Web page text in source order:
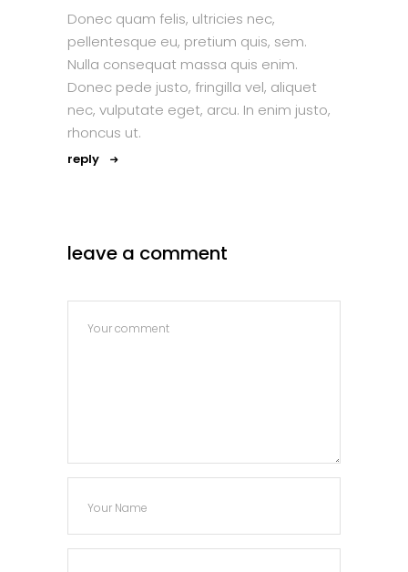
Donec quam felis, ultricies nec,
pellentesque eu, pretium quis, sem.
Nulla consequat massa quis enim.
Donec pede justo, fringilla vel, aliquet
nec, vulputate eget, arcu. In enim justo,
rhoncus ut.
reply
leave a comment